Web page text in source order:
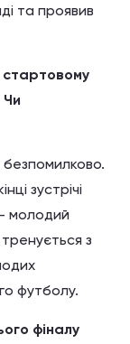
та проявив
Чи
зустрічі
молодий
з
футболу.
фіналу